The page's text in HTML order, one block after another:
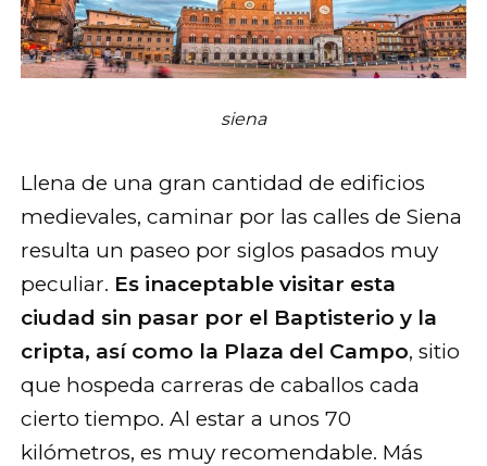
siena
Llena de una gran cantidad de edificios
medievales, caminar por las calles de Siena
resulta un paseo por siglos pasados muy
peculiar. Es inaceptable visitar esta
ciudad sin pasar por el Baptisterio y la
cripta, así como la Plaza del Campo, sitio
que hospeda carreras de caballos cada
cierto tiempo. Al estar a unos 70
kilómetros, es muy recomendable. Más